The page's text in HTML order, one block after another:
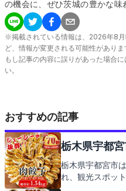
の機会に、ぜひ茨城の豊かな味
※掲載されている情報は、 2026年8
ど、情報が変更される可能性があり
もし記事の内容に誤りがあった場合
い。
おすすめの記事
栃木県宇都
栃木県宇都宮市
れ、観光スポッ